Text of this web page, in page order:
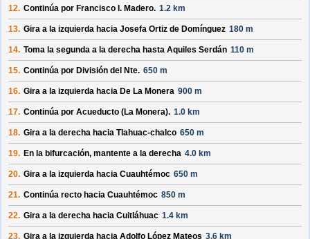
12. Continúa por Francisco I. Madero. 1.2 km
13. Gira a la izquierda hacia Josefa Ortiz de Domínguez 180 m
14. Toma la segunda a la derecha hasta Aquiles Serdán 110 m
15. Continúa por División del Nte. 650 m
16. Gira a la izquierda hacia De La Monera 900 m
17. Continúa por Acueducto (La Monera). 1.0 km
18. Gira a la derecha hacia Tlahuac-chalco 650 m
19. En la bifurcación, mantente a la derecha 4.0 km
20. Gira a la izquierda hacia Cuauhtémoc 650 m
21. Continúa recto hacia Cuauhtémoc 850 m
22. Gira a la derecha hacia Cuitláhuac 1.4 km
23. Gira a la izquierda hacia Adolfo López Mateos 3.6 km